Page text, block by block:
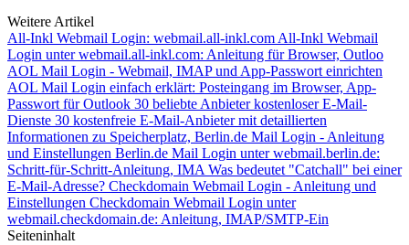
Weitere Artikel
All-Inkl Webmail Login: webmail.all-inkl.comAll-Inkl Webmail
Login unter webmail.all-inkl.com: Anleitung für Browser, Outloo
AOL Mail Login - Webmail, IMAP und App-Passwort einrichten
AOL Mail Login einfach erklärt: Posteingang im Browser, App-
Passwort für Outlook 30 beliebte Anbieter kostenloser E-Mail-
Dienste 30 kostenfreie E-Mail-Anbieter mit detaillierten
Informationen zu Speicherplatz, Berlin.de Mail Login - Anleitung
und Einstellungen Berlin.de Mail Login unter webmail.berlin.de:
Schritt-für-Schritt-Anleitung, IMA Was bedeutet "Catchall" bei einer
E-Mail-Adresse? Checkdomain Webmail Login - Anleitung und
Einstellungen Checkdomain Webmail Login unter
webmail.checkdomain.de: Anleitung, IMAP/SMTP-Ein
Seiteninhalt